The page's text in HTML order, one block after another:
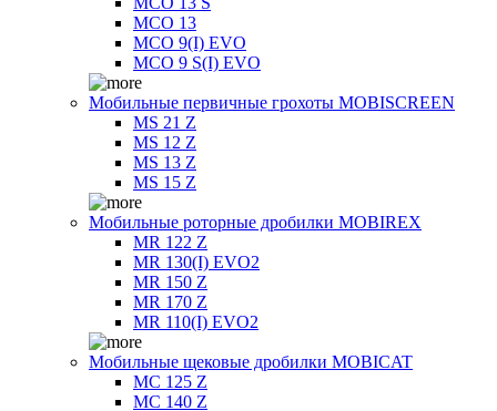
MCO 13
MCO 9(I) EVO
MCO 9 S(I) EVO
Мобильные первичные грохоты MOBISCREEN
MS 21 Z
MS 12 Z
MS 13 Z
MS 15 Z
Мобильные роторные дробилки MOBIREX
MR 122 Z
MR 130(I) EVO2
MR 150 Z
MR 170 Z
MR 110(I) EVO2
Мобильные щековые дробилки MOBICAT
MC 125 Z
MC 140 Z